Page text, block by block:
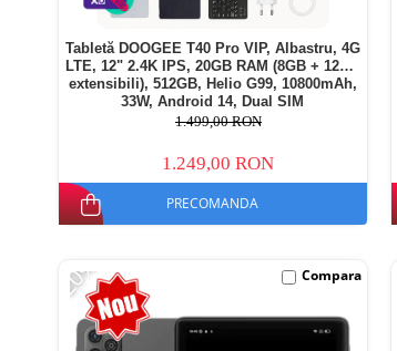
Tabletă DOOGEE T40 Pro VIP, Albastru, 4G
LTE, 12" 2.4K IPS, 20GB RAM (8GB + 12GB
extensibili), 512GB, Helio G99, 10800mAh,
33W, Android 14, Dual SIM
1.499,00 RON
1.249,00 RON
PRECOMANDA
-20% Compara